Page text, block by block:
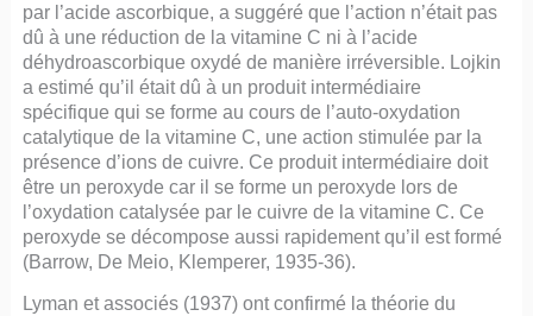
par l’acide ascorbique, a suggéré que l’action n’était pas
dû à une réduction de la vitamine C ni à l’acide
déhydroascorbique oxydé de manière irréversible. Lojkin
a estimé qu’il était dû à un produit intermédiaire
spécifique qui se forme au cours de l’auto-oxydation
catalytique de la vitamine C, une action stimulée par la
présence d’ions de cuivre. Ce produit intermédiaire doit
être un peroxyde car il se forme un peroxyde lors de
l’oxydation catalysée par le cuivre de la vitamine C. Ce
peroxyde se décompose aussi rapidement qu’il est formé
(Barrow, De Meio, Klemperer, 1935-36).
Lyman et associés (1937) ont confirmé la théorie du